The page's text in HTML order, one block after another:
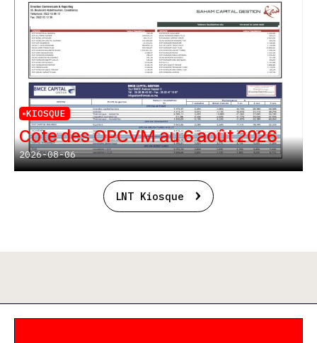
KIOSQUE
Cote des OPCVM au 6 août 2026
2026-08-06
LNT Kiosque